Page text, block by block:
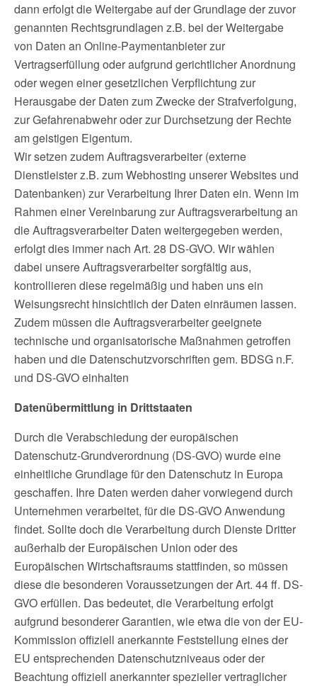
dann erfolgt die Weitergabe auf der Grundlage der zuvor
genannten Rechtsgrundlagen z.B. bei der Weitergabe
von Daten an Online-Paymentanbieter zur
Vertragserfüllung oder aufgrund gerichtlicher Anordnung
oder wegen einer gesetzlichen Verpflichtung zur
Herausgabe der Daten zum Zwecke der Strafverfolgung,
zur Gefahrenabwehr oder zur Durchsetzung der Rechte
am geistigen Eigentum.
Wir setzen zudem Auftragsverarbeiter (externe
Dienstleister z.B. zum Webhosting unserer Websites und
Datenbanken) zur Verarbeitung Ihrer Daten ein. Wenn im
Rahmen einer Vereinbarung zur Auftragsverarbeitung an
die Auftragsverarbeiter Daten weitergegeben werden,
erfolgt dies immer nach Art. 28 DS-GVO. Wir wählen
dabei unsere Auftragsverarbeiter sorgfältig aus,
kontrollieren diese regelmäßig und haben uns ein
Weisungsrecht hinsichtlich der Daten einräumen lassen.
Zudem müssen die Auftragsverarbeiter geeignete
technische und organisatorische Maßnahmen getroffen
haben und die Datenschutzvorschriften gem. BDSG n.F.
und DS-GVO einhalten
Datenübermittlung in Drittstaaten
Durch die Verabschiedung der europäischen
Datenschutz-Grundverordnung (DS-GVO) wurde eine
einheitliche Grundlage für den Datenschutz in Europa
geschaffen. Ihre Daten werden daher vorwiegend durch
Unternehmen verarbeitet, für die DS-GVO Anwendung
findet. Sollte doch die Verarbeitung durch Dienste Dritter
außerhalb der Europäischen Union oder des
Europäischen Wirtschaftsraums stattfinden, so müssen
diese die besonderen Voraussetzungen der Art. 44 ff. DS-
GVO erfüllen. Das bedeutet, die Verarbeitung erfolgt
aufgrund besonderer Garantien, wie etwa die von der EU-
Kommission offiziell anerkannte Feststellung eines der
EU entsprechenden Datenschutzniveaus oder der
Beachtung offiziell anerkannter spezieller vertraglicher